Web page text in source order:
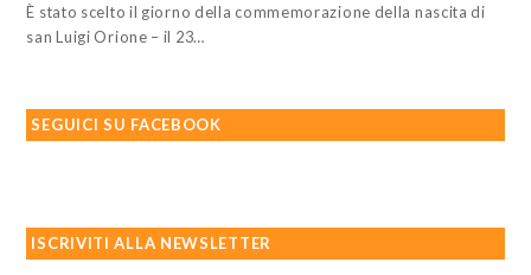
È stato scelto il giorno della commemorazione della nascita di
san Luigi Orione – il 23…
SEGUICI SU FACEBOOK
ISCRIVITI ALLA NEWSLETTER